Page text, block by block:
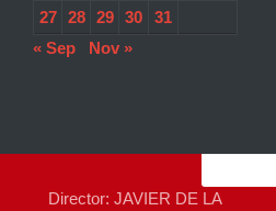
27
28 29 30
31
« Sep
Nov »
Director: JAVIER DE LA